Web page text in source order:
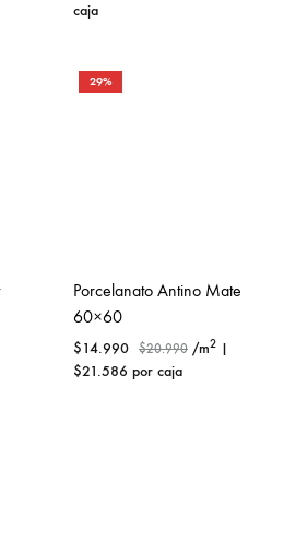
caja
29%
Porcelanato Antino Mate
60×60
$14.990 $20.990 /m2 |
$21.586 por caja